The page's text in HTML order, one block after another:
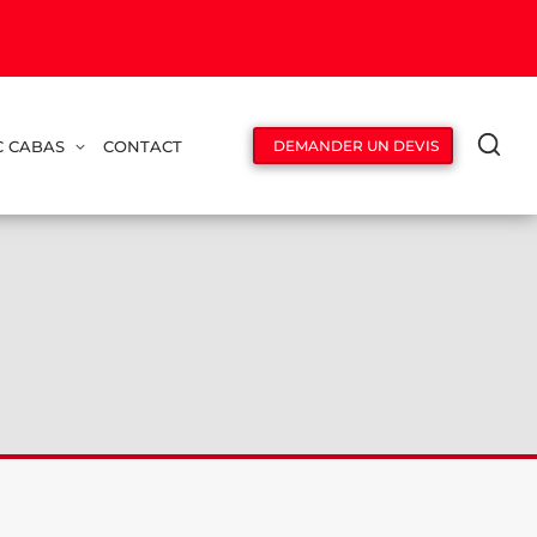
CABAS CONTACT DEMANDER UN DEVIS